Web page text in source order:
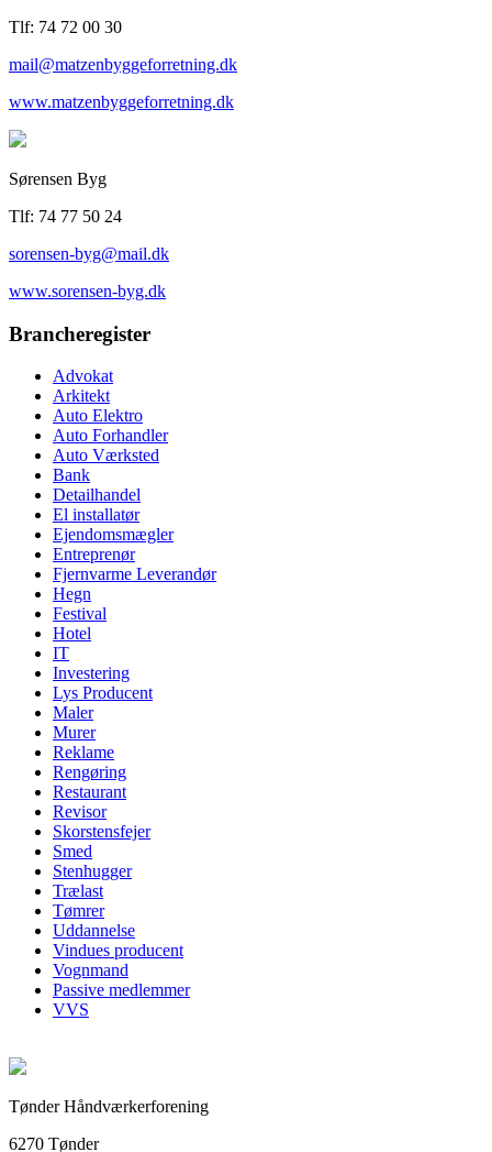
Tlf: 74 72 00 30
mail@matzenbyggeforretning.dk
www.matzenbyggeforretning.dk
Sørensen Byg
Tlf: 74 77 50 24
sorensen-byg@mail.dk
www.sorensen-byg.dk
Brancheregister
Advokat
Arkitekt
Auto Elektro
Auto Forhandler
Auto Værksted
Bank
Detailhandel
El installatør
Ejendomsmægler
Entreprenør
Fjernvarme Leverandør
Hegn
Festival
Hotel
IT
Investering
Lys Producent
Maler
Murer
Reklame
Rengøring
Restaurant
Revisor
Skorstensfejer
Smed
Stenhugger
Trælast
Tømrer
Uddannelse
Vindues producent
Vognmand
Passive medlemmer
VVS
Tønder Håndværkerforening
6270 Tønder